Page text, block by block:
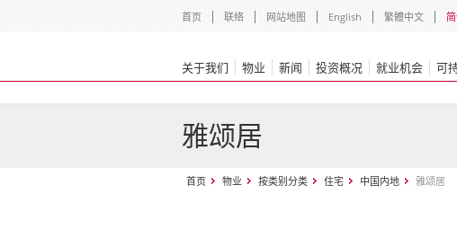
首页 联络 网站地图 English 繁體中文
关于我们 物业 新闻 投资概况 就业机会 可
雅颂居
首页 物业 按类别分类 住宅 中国内地 雅颂居